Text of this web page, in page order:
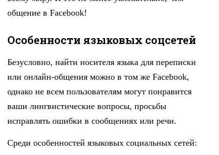
общение в Facebook!
Особенности языковых соцсетей
Безусловно, найти носителя языка для переписки
или онлайн-общения можно в том же Facebook,
однако не всем пользователям могут понравится
ваши лингвистические вопросы, просьбы
исправлять ошибки в сообщениях или речи.
Среди особенностей языковых социальных сетей: